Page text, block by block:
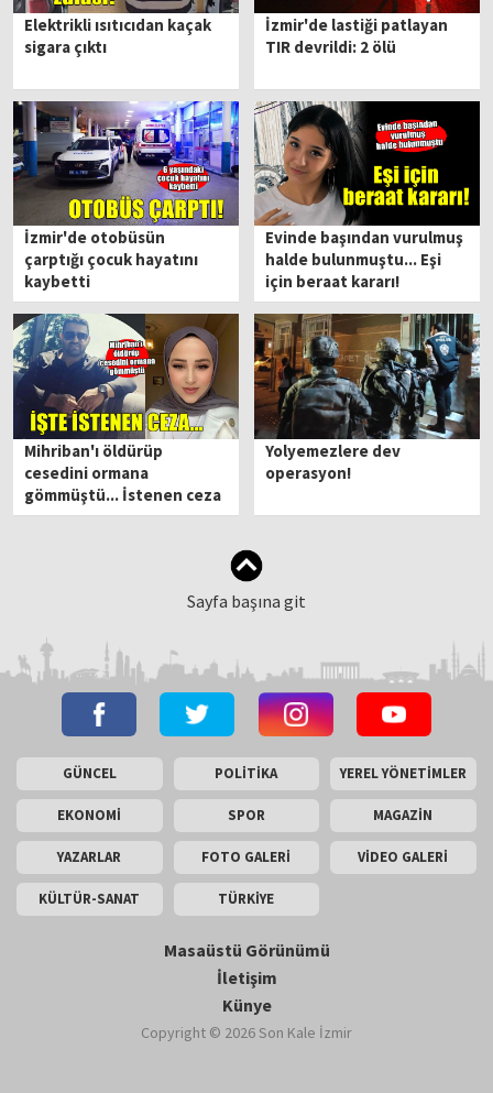
Elektrikli ısıtıcıdan kaçak
sigara çıktı
İzmir'de lastiği patlayan
TIR devrildi: 2 ölü
İzmir'de otobüsün
çarptığı çocuk hayatını
kaybetti
Evinde başından vurulmuş
halde bulunmuştu... Eşi
için beraat kararı!
Mihriban'ı öldürüp
cesedini ormana
gömmüştü... İstenen ceza
belli oldu!
Yolyemezlere dev
operasyon!
Sayfa başına git
GÜNCEL POLİTİKA YEREL YÖNETİMLER
EKONOMİ SPOR MAGAZİN
YAZARLAR FOTO GALERİ VİDEO GALERİ
KÜLTÜR-SANAT TÜRKİYE
Masaüstü Görünümü
İletişim
Künye
Copyright © 2026 Son Kale İzmir